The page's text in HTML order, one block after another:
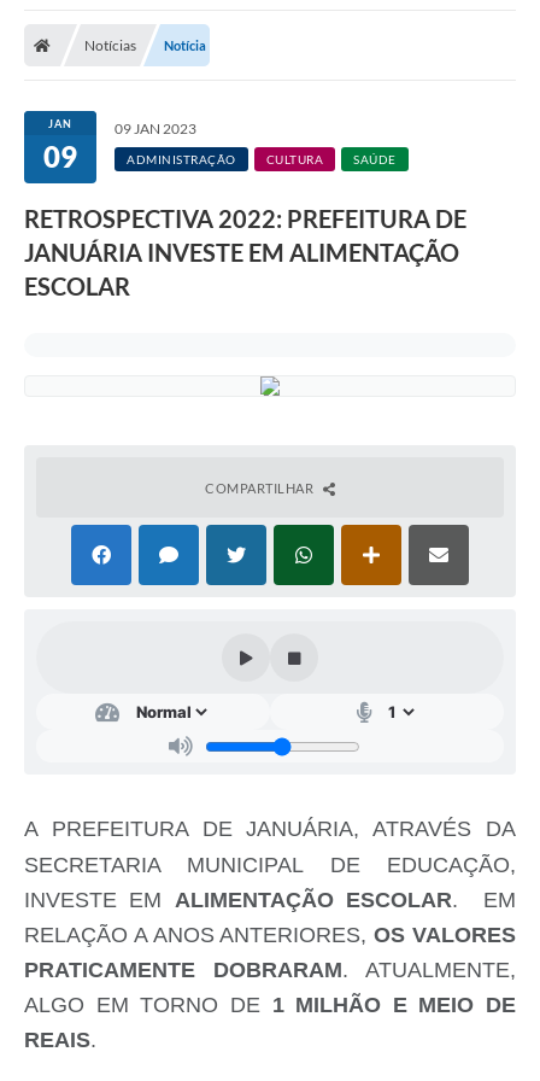
Secretarias
Tributos
Contratos
Carta de Serviços
Ouvidoria
Diário Oficial
Links
Serviços Online
Enquete
SIC
Notícias Notícia
JAN
09
09 JAN 2023
ADMINISTRAÇÃO CULTURA SAÚDE
RETROSPECTIVA 2022: PREFEITURA DE
JANUÁRIA INVESTE EM ALIMENTAÇÃO
ESCOLAR
COMPARTILHAR
APREFEITURA DE JANUÁRIA, ATRAVÉS DA
SECRETARIA MUNICIPAL DE EDUCAÇÃO,
INVESTE EM ALIMENTAÇÃO ESCOLAR. EM
RELAÇÃO A ANOS ANTERIORES,OS VALORES
PRATICAMENTE DOBRARAM. ATUALMENTE,
ALGO EM TORNO DE1 MILHÃO E MEIO DE
REAIS.